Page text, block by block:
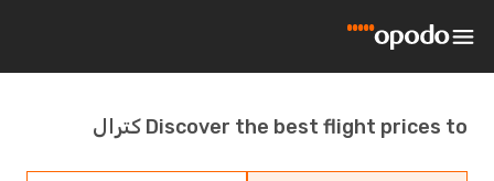
Discover the best flight prices to كترال